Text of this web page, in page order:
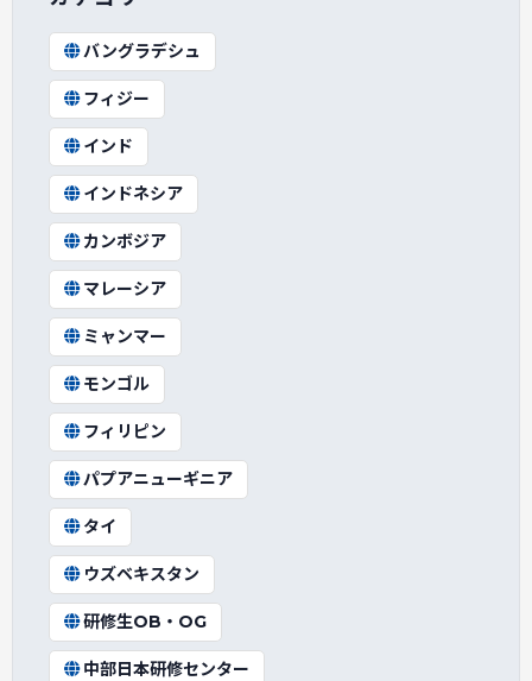
バングラデシュ
フィジー
インド
インドネシア
カンボジア
マレーシア
ミャンマー
モンゴル
フィリピン
パプアニューギニア
タイ
ウズベキスタン
研修生OB・OG
中部日本研修センター